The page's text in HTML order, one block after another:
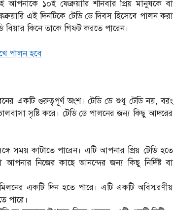
১০ই ফেব্রুয়ারি শনিবার প্রিয় মানুষকে বা
এই দিনটিকে টেডি ডে দিবস হিসেবে পালন করা
বিয়ার কিনে তাকে গিফট করতে পারেন।
পালন হবে
একটি গুরুত্বপূর্ণ অংশ। টেডি ডে শুধু টেডি নয়, বরং
সৃষ্টি করে। টেডি ডে পালনের জন্য কিছু আদরের
সময় কাটাতে পারেন। এটি আপনার প্রিয় টেডি হতে
নিজের কাছে আনন্দের জন্য কিছু নির্দিষ্ট বা
একটি দিন হতে পারে। এটি একটি অবিস্মরণীয়
পারে।